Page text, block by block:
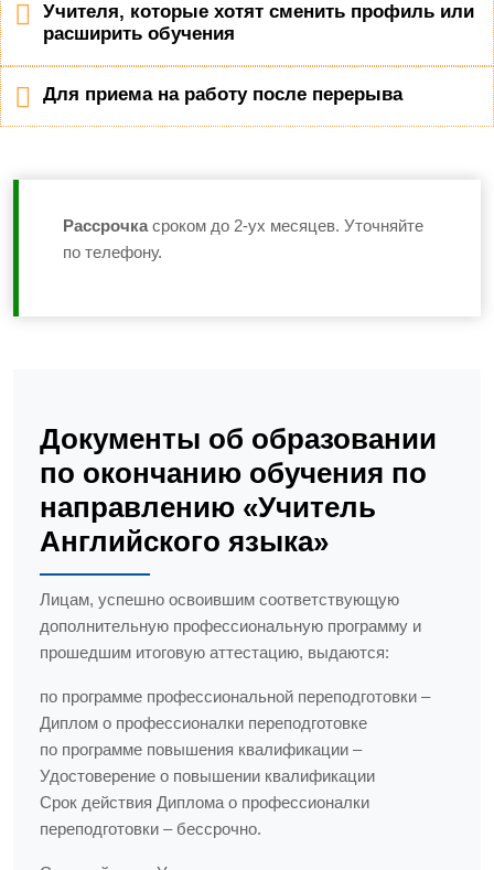
Учителя, которые хотят сменить профиль или
расширить обучения
Для приема на работу после перерыва
Рассрочка сроком до 2-ух месяцев. Уточняйте
по телефону.
Документы об образовании
по окончанию обучения по
направлению «Учитель
Английского языка»
Лицам, успешно освоившим соответствующую
дополнительную профессиональную программу и
прошедшим итоговую аттестацию, выдаются:
по программе профессиональной переподготовки –
Диплом о профессионалки переподготовке
по программе повышения квалификации –
Удостоверение о повышении квалификации
Срок действия Диплома о профессионалки
переподготовки – бессрочно.